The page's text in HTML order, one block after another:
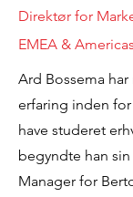
Direktør for
EMEA &
Ard Bossema har
erfaring inden
have studeret
begyndte han
Manager for